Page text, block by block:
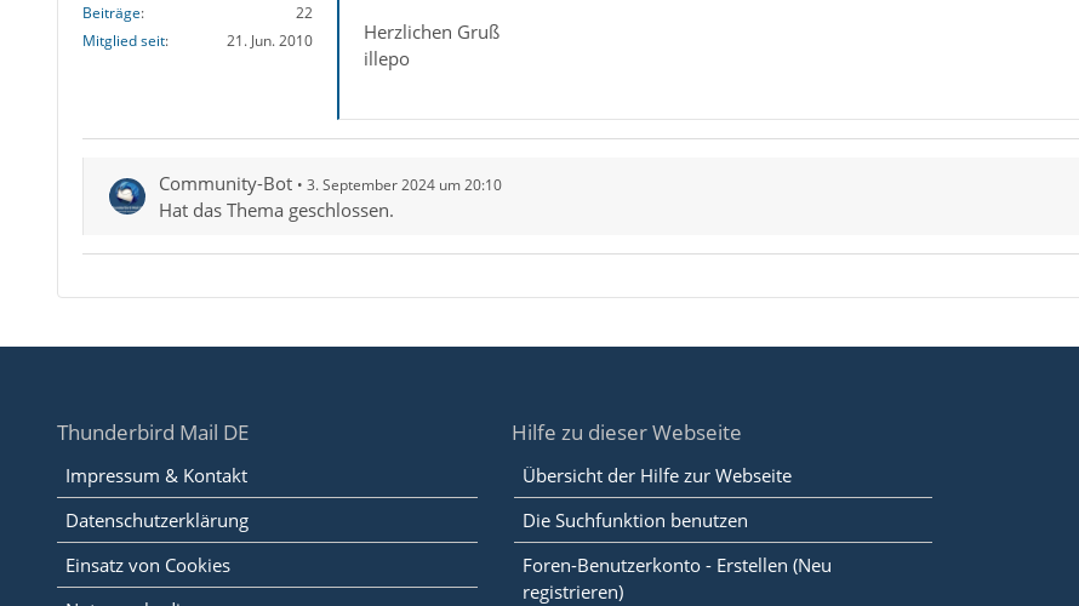
Beiträge
22
Mitglied seit
21. Jun. 2010
Herzlichen Gruß
illepo
Community-Bot 3. September 2024 um 20:10
Hat das Thema geschlossen.
Thunderbird Mail DE
Impressum & Kontakt
Datenschutzerklärung
Einsatz von Cookies
Hilfe zu dieser Webseite
Übersicht der Hilfe zur Webseite
Die Suchfunktion benutzen
Foren-Benutzerkonto - Erstellen (Neu
registrieren)